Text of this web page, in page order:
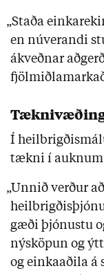
„Staða
en núverandi
ákveðnar
Í
tækni í
„Unnið verður
gæði þjónustu
nýsköpun og
og einkaaðila